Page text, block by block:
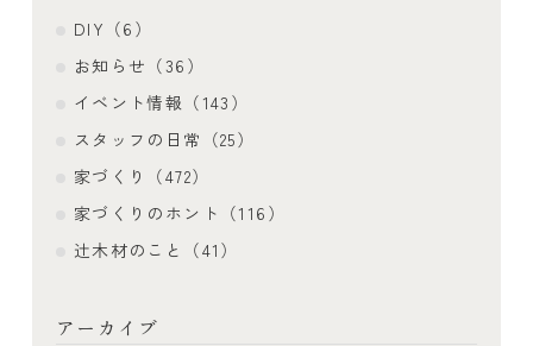
DIY（6）
お知らせ（36）
イベント情報（143）
スタッフの日常（25）
家づくり（472）
家づくりのホント（116）
辻木材のこと（41）
アーカイブ